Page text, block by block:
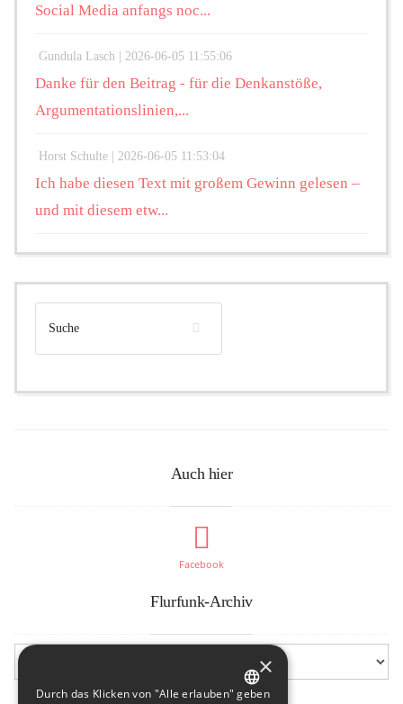
Social Media anfangs noc...
Gundula Lasch | 2026-06-05 11:55:06
Danke für den Beitrag - für die Denkanstöße,
Argumentationslinien,...
Horst Schulte | 2026-06-05 11:53:04
Ich habe diesen Text mit großem Gewinn gelesen –
und mit diesem etw...
Auch hier
Facebook
Flurfunk-Archiv
×
Durch das Klicken von "Alle erlauben" geben